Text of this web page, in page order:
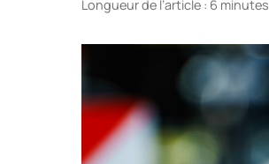
Longueur de l’article : 6 minutes